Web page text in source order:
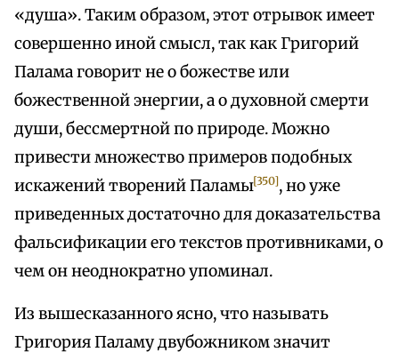
«душа». Таким образом, этот отрывок имеет
совершенно иной смысл, так как Григорий
Палама говорит не о божестве или
божественной энергии, а о духовной смерти
души, бессмертной по природе. Можно
привести множество примеров подобных
искажений творений Паламы[350], но уже
приведенных достаточно для доказательства
фальсификации его текстов противниками, о
чем он неоднократно упоминал.
Из вышесказанного ясно, что называть
Григория Паламу двубожником значит